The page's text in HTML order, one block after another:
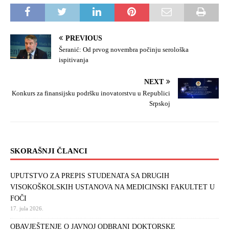
PREVIOUS
Šeranić: Od prvog novembra počinju serološka
ispitivanja
NEXT
Konkurs za finansijsku podršku inovatorstvu u Republici
Srpskoj
SKORAŠNJI ČLANCI
UPUTSTVO ZA PREPIS STUDENATA SA DRUGIH
VISOKOŠKOLSKIH USTANOVA NA MEDICINSKI FAKULTET U
FOČI
17. jula 2026.
OBAVJEŠTENJE O JAVNOJ ODBRANI DOKTORSKE